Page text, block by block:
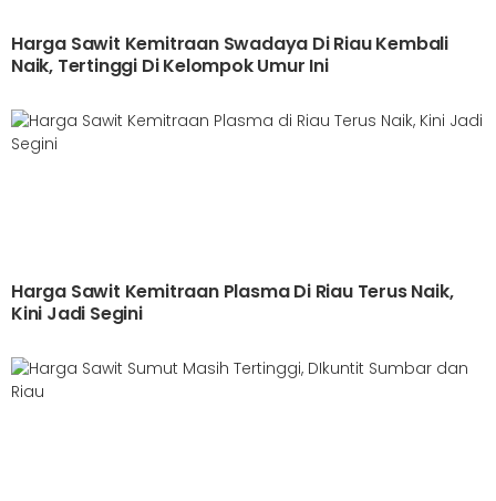
Harga Sawit Kemitraan Swadaya Di Riau Kembali
Naik, Tertinggi Di Kelompok Umur Ini
Harga Sawit Kemitraan Plasma Di Riau Terus Naik,
Kini Jadi Segini